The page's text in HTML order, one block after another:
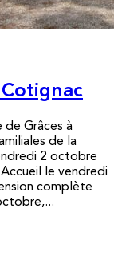
de Grâces à
de la
2 octobre
le vendredi
complète